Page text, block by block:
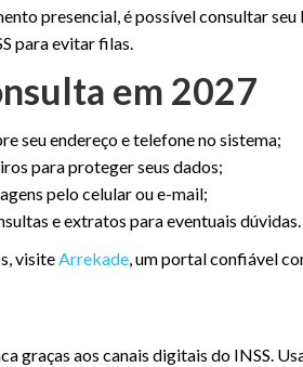
presencial, é possível consultar seu
para evitar filas.
em 2027
seu endereço e telefone no sistema;
para proteger seus dados;
pelo celular ou e-mail;
e extratos para eventuais dúvidas.
visiteArrekade, um portal confiável
graças aos canais digitais do INSS.